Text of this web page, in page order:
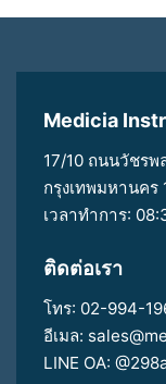
Medicia
17/10 ถนนวัชร
กรุงเทพมหานคร
เวลาทำการ:
ติดต่อเรา
โทร: 02-994-
อีเมล:
LINE OA: